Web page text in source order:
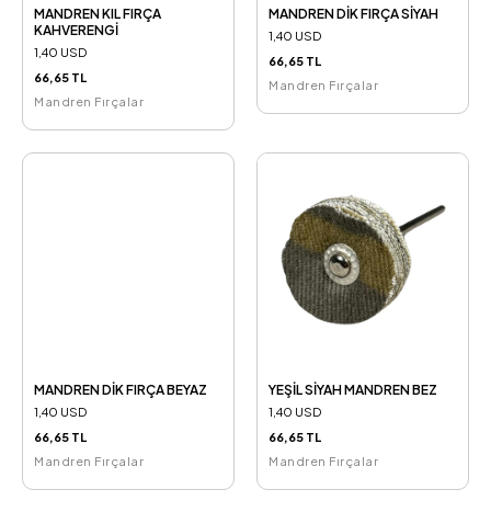
MANDREN KIL FIRÇA
KAHVERENGİ
1,40 USD
66,65 TL
Mandren Fırçalar
MANDREN DİK FIRÇA SİYAH
1,40 USD
66,65 TL
Mandren Fırçalar
MANDREN DİK FIRÇA BEYAZ
1,40 USD
66,65 TL
Mandren Fırçalar
YEŞİL SİYAH MANDREN BEZ
1,40 USD
66,65 TL
Mandren Fırçalar